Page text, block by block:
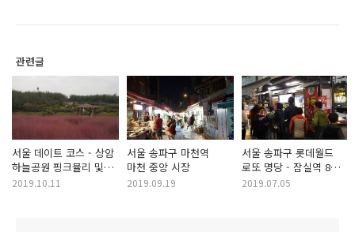
관련글
서울 데이트 코스 - 상암
하늘공원 핑크뮬리 및
억새밭
2019.10.11
서울 송파구 마천역
마천 중앙 시장
2019.09.19
서울 송파구 롯데월드
로또 명당 - 잠실역 8번
출구 가판대 잠실매점
2019.07.05